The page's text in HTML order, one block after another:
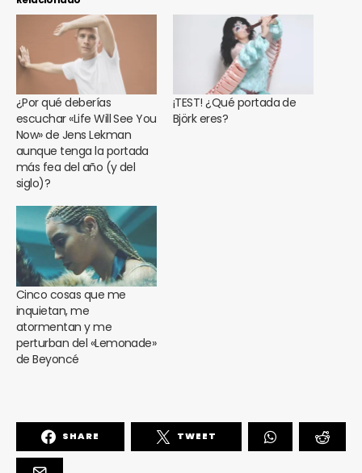
¿Por qué deberías
escuchar «Life Will See You
Now» de Jens Lekman
aunque tenga la portada
más fea del año (y del
siglo)?
¡TEST! ¿Qué portada de
Björk eres?
Cinco cosas que me
inquietan, me
atormentan y me
perturban del «Lemonade»
de Beyoncé
SHARE TWEET